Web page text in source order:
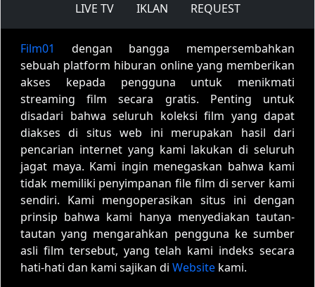
LIVE TV
IKLAN REQUEST
Film01
dengan bangga mempersembahkan
sebuah platform hiburan online yang memberikan
akses kepada pengguna untuk menikmati
streaming film secara gratis. Penting untuk
disadari bahwa seluruh koleksi film yang dapat
diakses di situs web ini merupakan hasil dari
pencarian internet yang kami lakukan di seluruh
jagat maya. Kami ingin menegaskan bahwa kami
tidak memiliki penyimpanan file film di server kami
sendiri. Kami mengoperasikan situs ini dengan
prinsip bahwa kami hanya menyediakan tautan-
tautan yang mengarahkan pengguna ke sumber
asli film tersebut, yang telah kami indeks secara
hati-hati dan kami sajikan di Website kami.